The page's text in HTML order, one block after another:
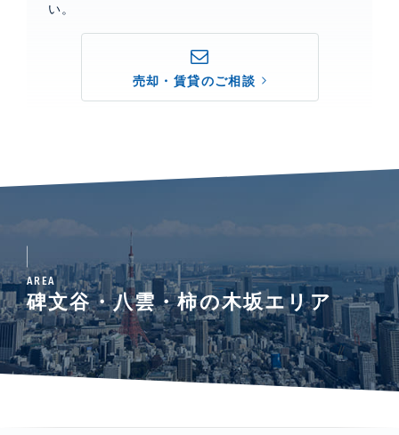
い。
売却・賃貸のご相談
AREA
碑文谷・八雲・柿の木坂エリア